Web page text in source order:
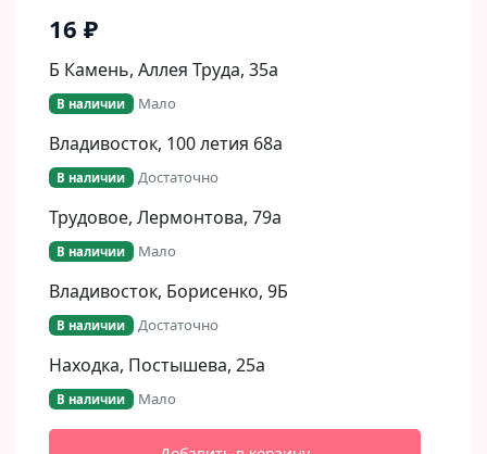
16 ₽
Б Камень, Аллея Труда, 35а
В наличии Мало
Владивосток, 100 летия 68а
В наличии Достаточно
Трудовое, Лермонтова, 79а
В наличии Мало
Владивосток, Борисенко, 9Б​
В наличии Достаточно
Находка, Постышева, 25а
В наличии Мало